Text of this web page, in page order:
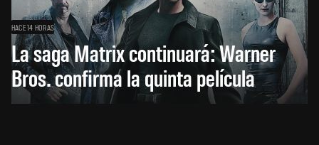
HACE 14 HORAS
La saga Matrix continuará: Warner
Bros. confirma la quinta película